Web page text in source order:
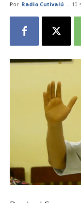
Por Radio Cutivalú - 10